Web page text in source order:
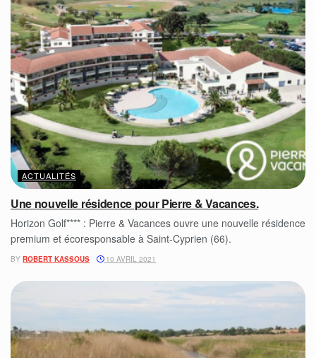
ACTUALITÉS
Une nouvelle résidence pour Pierre & Vacances.
Horizon Golf**** : Pierre & Vacances ouvre une nouvelle résidence
premium et écoresponsable à Saint-Cyprien (66).
BY ROBERT KASSOUS 10 AVRIL 2021